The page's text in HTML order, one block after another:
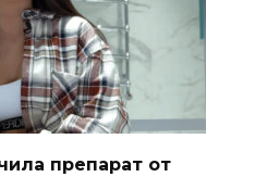
препарат от